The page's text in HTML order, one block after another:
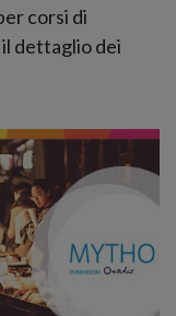
corsi di
dettaglio dei